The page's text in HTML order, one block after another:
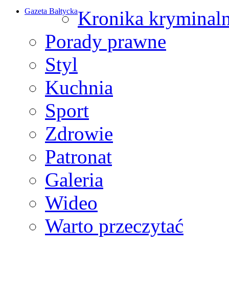
Gazeta BałtyckaKronika
Porady prawne
Styl
Kuchnia
Sport
Zdrowie
Patronat
Galeria
Wideo
Warto przeczytać